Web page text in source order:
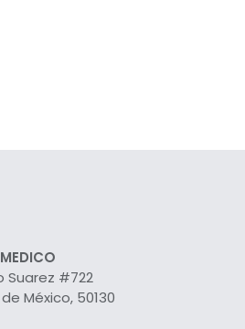
Suarez #722
México, 50130